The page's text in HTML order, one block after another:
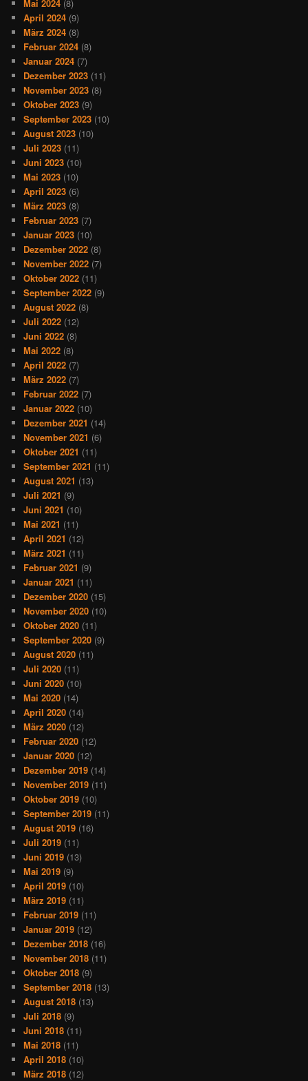
Mai 2024 (8)
April 2024 (9)
März 2024 (8)
Februar 2024 (8)
Januar 2024 (7)
Dezember 2023 (11)
November 2023 (8)
Oktober 2023 (9)
September 2023 (10)
August 2023 (10)
Juli 2023 (11)
Juni 2023 (10)
Mai 2023 (10)
April 2023 (6)
März 2023 (8)
Februar 2023 (7)
Januar 2023 (10)
Dezember 2022 (8)
November 2022 (7)
Oktober 2022 (11)
September 2022 (9)
August 2022 (8)
Juli 2022 (12)
Juni 2022 (8)
Mai 2022 (8)
April 2022 (7)
März 2022 (7)
Februar 2022 (7)
Januar 2022 (10)
Dezember 2021 (14)
November 2021 (6)
Oktober 2021 (11)
September 2021 (11)
August 2021 (13)
Juli 2021 (9)
Juni 2021 (10)
Mai 2021 (11)
April 2021 (12)
März 2021 (11)
Februar 2021 (9)
Januar 2021 (11)
Dezember 2020 (15)
November 2020 (10)
Oktober 2020 (11)
September 2020 (9)
August 2020 (11)
Juli 2020 (11)
Juni 2020 (10)
Mai 2020 (14)
April 2020 (14)
März 2020 (12)
Februar 2020 (12)
Januar 2020 (12)
Dezember 2019 (14)
November 2019 (11)
Oktober 2019 (10)
September 2019 (11)
August 2019 (16)
Juli 2019 (11)
Juni 2019 (13)
Mai 2019 (9)
April 2019 (10)
März 2019 (11)
Februar 2019 (11)
Januar 2019 (12)
Dezember 2018 (16)
November 2018 (11)
Oktober 2018 (9)
September 2018 (13)
August 2018 (13)
Juli 2018 (9)
Juni 2018 (11)
Mai 2018 (11)
April 2018 (10)
März 2018 (12)